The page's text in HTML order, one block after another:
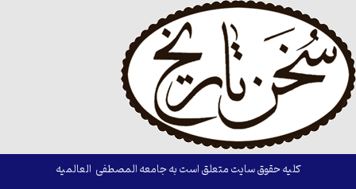
کلیه حقوق سایت متعلق است به جامعه المصطفی العالمیه